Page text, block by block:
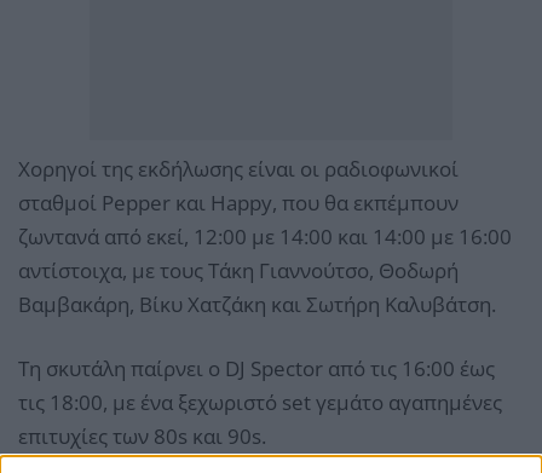
Χορηγοί της εκδήλωσης είναι οι ραδιοφωνικοί
σταθμοί Pepper και Happy, που θα εκπέμπουν
ζωντανά από εκεί, 12:00 με 14:00 και 14:00 με 16:00
αντίστοιχα, με τους Τάκη Γιαννούτσο, Θοδωρή
Βαμβακάρη, Βίκυ Χατζάκη και Σωτήρη Καλυβάτση.
Τη σκυτάλη παίρνει ο DJ Spector από τις 16:00 έως
τις 18:00, με ένα ξεχωριστό set γεμάτο αγαπημένες
επιτυχίες των 80s και 90s.